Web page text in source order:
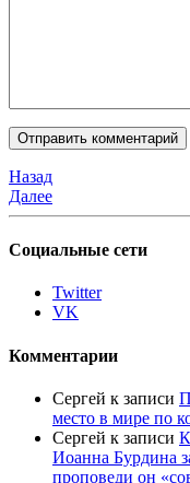
Назад
Далее
Социальные сети
Twitter
VK
Комментарии
Сергей к записи
место в мире по
Сергей к записи
Иоанна Бурдина
проповеди он